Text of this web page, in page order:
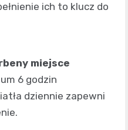
ich to klucz do
miejsce
6 godzin
dziennie zapewni